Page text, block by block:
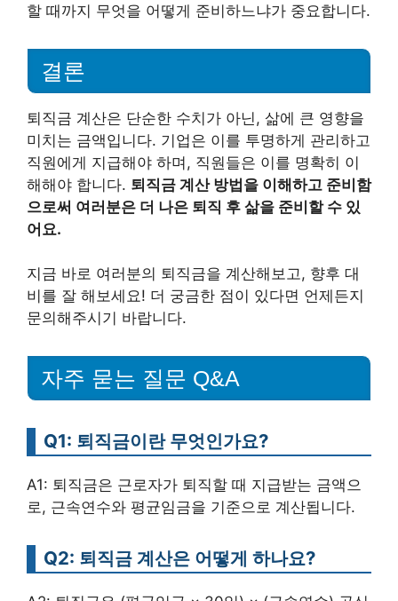
할 때까지 무엇을 어떻게 준비하느냐가 중요합니다.
결론
퇴직금 계산은 단순한 수치가 아닌, 삶에 큰 영향을
미치는 금액입니다. 기업은 이를 투명하게 관리하고
직원에게 지급해야 하며, 직원들은 이를 명확히 이
해해야 합니다. 퇴직금 계산 방법을 이해하고 준비함
으로써 여러분은 더 나은 퇴직 후 삶을 준비할 수 있
어요.
지금 바로 여러분의 퇴직금을 계산해보고, 향후 대
비를 잘 해보세요! 더 궁금한 점이 있다면 언제든지
문의해주시기 바랍니다.
자주 묻는 질문 Q&A
Q1: 퇴직금이란 무엇인가요?
A1: 퇴직금은 근로자가 퇴직할 때 지급받는 금액으
로, 근속연수와 평균임금을 기준으로 계산됩니다.
Q2: 퇴직금 계산은 어떻게 하나요?